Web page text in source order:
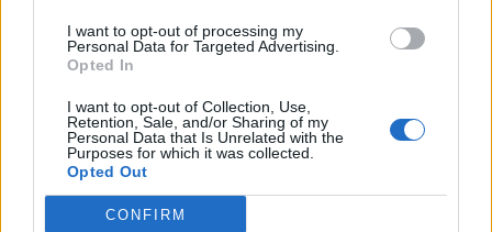
I want to opt-out of processing my
Personal Data for Targeted Advertising.
Opted In
I want to opt-out of Collection, Use,
Retention, Sale, and/or Sharing of my
Personal Data that Is Unrelated with the
Purposes for which it was collected.
Opted Out
CONFIRM